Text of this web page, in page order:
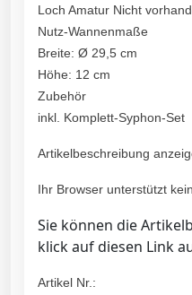
Loch Amatur Nicht
Nutz-Wannenmaße
Breite: Ø 29,5 cm
Höhe: 12 cm
Zubehör
inkl. Komplett-Syphon-Set
Artikelbeschreibung
Ihr Browser unterstützt
Sie können die
klick auf diesen Link
Artikel Nr.: